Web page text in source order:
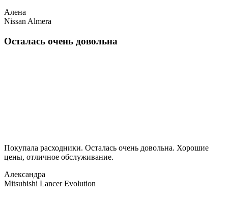
Алена
Nissan Almera
Осталась очень довольна
Покупала расходники. Осталась очень довольна. Хорошие
цены, отличное обслуживание.
Александра
Mitsubishi Lancer Evolution